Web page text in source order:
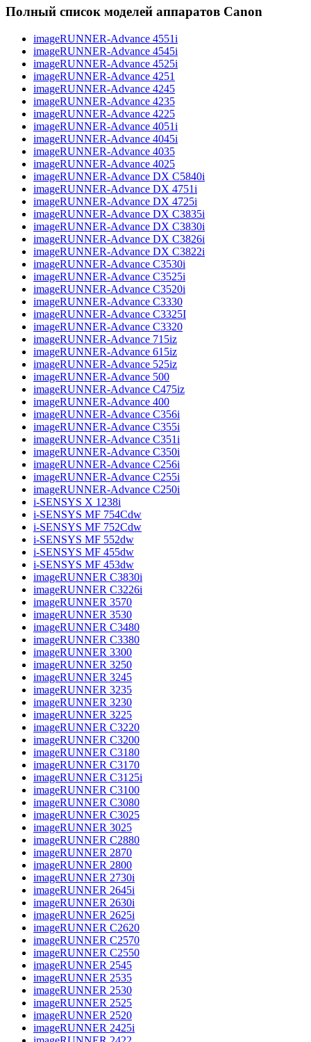
Полный список моделей аппаратов Canon
imageRUNNER-Advance 4551i
imageRUNNER-Advance 4545i
imageRUNNER-Advance 4525i
imageRUNNER-Advance 4251
imageRUNNER-Advance 4245
imageRUNNER-Advance 4235
imageRUNNER-Advance 4225
imageRUNNER-Advance 4051i
imageRUNNER-Advance 4045i
imageRUNNER-Advance 4035
imageRUNNER-Advance 4025
imageRUNNER-Advance DX C5840i
imageRUNNER-Advance DX 4751i
imageRUNNER-Advance DX 4725i
imageRUNNER-Advance DX C3835i
imageRUNNER-Advance DX C3830i
imageRUNNER-Advance DX C3826i
imageRUNNER-Advance DX C3822i
imageRUNNER-Advance C3530i
imageRUNNER-Advance C3525i
imageRUNNER-Advance C3520i
imageRUNNER-Advance C3330
imageRUNNER-Advance C3325I
imageRUNNER-Advance C3320
imageRUNNER-Advance 715iz
imageRUNNER-Advance 615iz
imageRUNNER-Advance 525iz
imageRUNNER-Advance 500
imageRUNNER-Advance C475iz
imageRUNNER-Advance 400
imageRUNNER-Advance C356i
imageRUNNER-Advance C355i
imageRUNNER-Advance C351i
imageRUNNER-Advance C350i
imageRUNNER-Advance C256i
imageRUNNER-Advance C255i
imageRUNNER-Advance C250i
i-SENSYS X 1238i
i-SENSYS MF 754Cdw
i-SENSYS MF 752Cdw
i-SENSYS MF 552dw
i-SENSYS MF 455dw
i-SENSYS MF 453dw
imageRUNNER C3830i
imageRUNNER C3226i
imageRUNNER 3570
imageRUNNER 3530
imageRUNNER C3480
imageRUNNER C3380
imageRUNNER 3300
imageRUNNER 3250
imageRUNNER 3245
imageRUNNER 3235
imageRUNNER 3230
imageRUNNER 3225
imageRUNNER C3220
imageRUNNER C3200
imageRUNNER C3180
imageRUNNER C3170
imageRUNNER C3125i
imageRUNNER C3100
imageRUNNER C3080
imageRUNNER C3025
imageRUNNER 3025
imageRUNNER C2880
imageRUNNER 2870
imageRUNNER 2800
imageRUNNER 2730i
imageRUNNER 2645i
imageRUNNER 2630i
imageRUNNER 2625i
imageRUNNER C2620
imageRUNNER C2570
imageRUNNER C2550
imageRUNNER 2545
imageRUNNER 2535
imageRUNNER 2530
imageRUNNER 2525
imageRUNNER 2520
imageRUNNER 2425i